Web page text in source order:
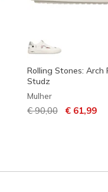
Rolling Stones: Arch
Studz
Mulher
Preço com
€ 90,00para
€ 61,99